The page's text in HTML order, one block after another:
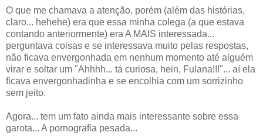
O que me chamava a atenção, porém (além das histórias,
claro... hehehe) era que essa minha colega (a que estava
contando anteriormente) era A MAIS interessada...
perguntava coisas e se interessava muito pelas respostas,
não ficava envergonhada em nenhum momento até alguém
virar e soltar um "Ahhhh... tá curiosa, hein, Fulana!!!"... aí ela
ficava envergonhadinha e se encolhia com um sorrizinho
sem jeito.
Agora... tem um fato ainda mais interessante sobre essa
garota... A pornografia pesada...